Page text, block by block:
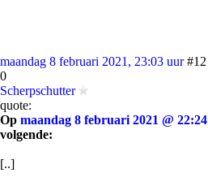
maandag 8 februari 2021, 23:03 uur #12
0
Scherpschutter
quote:
Op maandag 8 februari 2021 @ 22:24
volgende:
[..]